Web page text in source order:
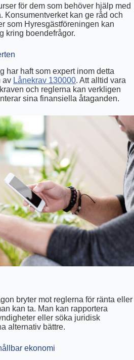
för dem som behöver hjälp med
Konsumentverket kan ge råd och
som Hyresgästföreningen kan
kring boendefrågor.
har haft som expert inom detta
av Lånekrav 130000. Att alltid vara
och reglerna kan verkligen
sina finansiella åtaganden.
bryter mot reglerna för ränta eller
kan ta. Man kan rapportera
eller söka juridisk
alternativ bättre.
ekonomi